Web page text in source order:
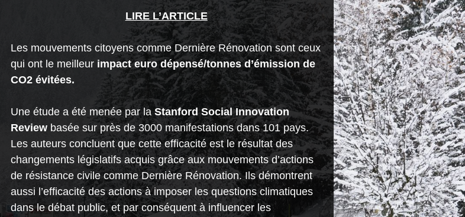
LIRE L’ARTICLE
Les mouvements citoyens comme Dernière Rénovation sont ceux
qui ont le meilleur impact euro dépensé/tonnes d’émission de
CO2 évitées.
Une étude a été menéepar laStanford Social Innovation
Review baséesur près de 3000 manifestations dans 101 pays.
Les auteurs concluent que cette efficacité est le résultat des
changements législatifs acquis grâce aux mouvements d’actions
de résistance civile comme Dernière Rénovation. Ils démontrent
aussi l’efficacité des actions à imposer les questions climatiques
dans le débat public, et par conséquent à influencer les